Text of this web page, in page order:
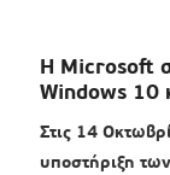
Η Microsoft
Windows 10
Στις 14
υποστήριξη